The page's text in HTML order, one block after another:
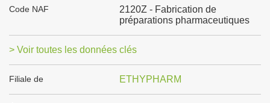
Code NAF
2120Z - Fabrication de
préparations pharmaceutiques
> Voir toutes les données clés
Filiale de ETHYPHARM